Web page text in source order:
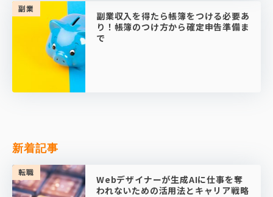
副業
副業収入を得たら帳簿をつける必要あ
り！帳簿のつけ方から確定申告準備ま
で
新着記事
転職
Webデザイナーが生成AIに仕事を奪
われないための活用法とキャリア戦略